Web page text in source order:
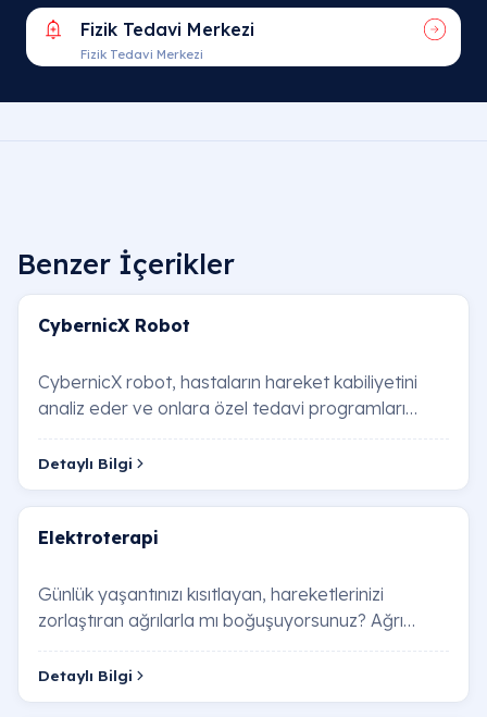
Fizik Tedavi Merkezi
Fizik Tedavi Merkezi
Benzer İçerikler
CybernicX Robot
CybernicX robot, hastaların hareket kabiliyetini
analiz eder ve onlara özel tedavi programları
sunar. Yapay zeka destekli sistem sayesinde h…
Detaylı Bilgi
Elektroterapi
Günlük yaşantınızı kısıtlayan, hareketlerinizi
zorlaştıran ağrılarla mı boğuşuyorsunuz? Ağrı
kesicilere bağımlı kalmadan, yaşam kalitenizi a…
Detaylı Bilgi